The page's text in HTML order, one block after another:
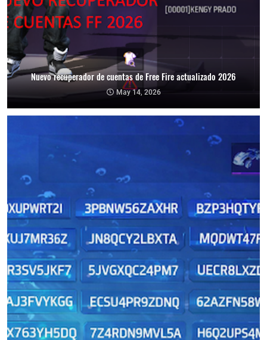
Nuevo recuperador de cuentas de Free Fire actualizado 2026
May 14, 2026